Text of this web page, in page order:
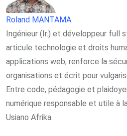
Roland MANTAMA
Ingénieur (Ir.) et développeur full
articule technologie et droits
applications web, renforce la
organisations et écrit pour
Entre code, pédagogie et
numérique responsable et utile à
Usiano Afrika.